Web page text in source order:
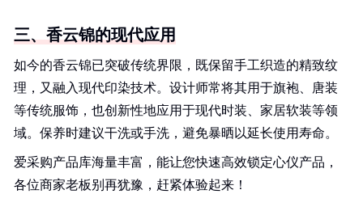
三、香云锦的现代应用
如今的香云锦已突破传统界限，既保留手工织造的精致纹
理，又融入现代印染技术。设计师常将其用于旗袍、唐装
等传统服饰，也创新性地应用于现代时装、家居软装等领
域。保养时建议干洗或手洗，避免暴晒以延长使用寿命。
爱采购产品库海量丰富，能让您快速高效锁定心仪产品，
各位商家老板别再犹豫，赶紧体验起来！